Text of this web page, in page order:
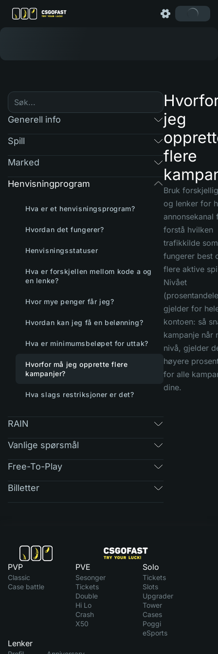
Generell info
Spill
Marked
Henvisningprogram
Hva er et henvisningsprogram?
Hvordan det fungerer?
Henvisningsstatuser
Hva er forskjellen mellom kode a og
en lenke?
Hvor mye penger får jeg?
Hvordan kan jeg få en belønning?
Hva er minimumsbeløpet for uttak?
Hvorfor må jeg opprette flere
kampanjer?
Hva slags restriksjoner er det?
RAIN
Vanlige spørsmål
Free-To-Play
Billetter
jeg
flere
Bruk
og lenker for
annonsekanal
forstå hvilken
trafikkilde som
fungerer best
flere aktive
Nivået
gjelder for
kontoen: så
kampanje når
nivå, gjelder
høyere
for alle
dine.
PVP
Classic
Case battle
PVE
Sesonger
Tickets
Double
Hi Lo
Crash
X50
Solo
Tickets
Slots
Upgrader
Tower
Cases
Poggi
eSports
Lenker